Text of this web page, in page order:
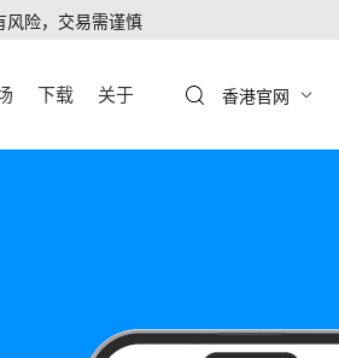
风险，交易需谨慎
下载 关于 香港官网